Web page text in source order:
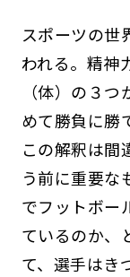
スポーツの世
われる。精神
（体）の３
めて勝負に勝
この解釈は間
う前に重要な
でフットボー
ているのか、
て、選手はき